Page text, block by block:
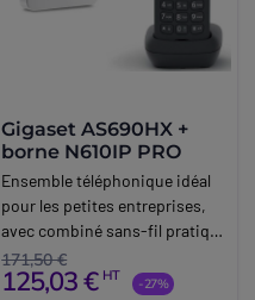
Gigaset AS690HX +
borne N610IP PRO
Ensemble téléphonique idéal
pour les petites entreprises,
avec combiné sans-fil pratique
et borne DECT IP prenant en
charge jusqu'à 8 utilisateurs.
171,50 €
125,03 € HT -27%